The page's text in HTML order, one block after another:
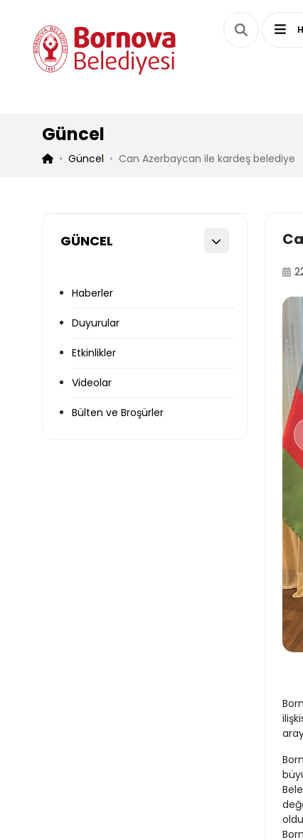
Güncel
Güncel Can Azerbaycan ile kardeş belediye
GÜNCEL
Haberler
Duyurular
Etkinlikler
Videolar
Bülten ve Broşürler